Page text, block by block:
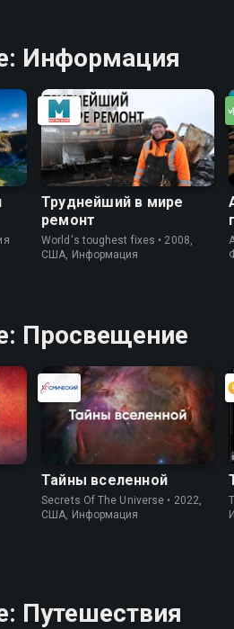
Информация
Труднейший в мире
ремонт
World's toughest fixes • 2008,
США, Информация
Просвещение
Тайны вселенной
Secrets Of The Universe • 2022,
США, Информация
Путешествия